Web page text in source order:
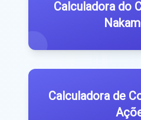
Calculadora do
Calculadora de